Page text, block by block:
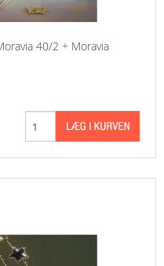
40/2 + Moravia